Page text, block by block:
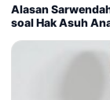
Alasan
soal Hak Asuh